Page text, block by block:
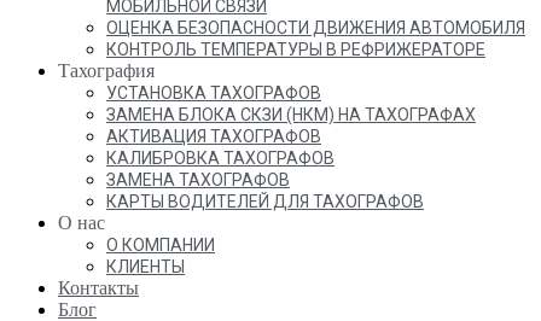
МОБИЛЬНОЙ СВЯЗИ
ОЦЕНКА БЕЗОПАСНОСТИ ДВИЖЕНИЯ АВТОМОБИЛЯ
КОНТРОЛЬ ТЕМПЕРАТУРЫ В РЕФРИЖЕРАТОРЕ
Тахография
УСТАНОВКА ТАХОГРАФОВ
ЗАМЕНА БЛОКА СКЗИ (НКМ) НА ТАХОГРАФАХ
АКТИВАЦИЯ ТАХОГРАФОВ
КАЛИБРОВКА ТАХОГРАФОВ
ЗАМЕНА ТАХОГРАФОВ
КАРТЫ ВОДИТЕЛЕЙ ДЛЯ ТАХОГРАФОВ
О нас
О КОМПАНИИ
КЛИЕНТЫ
Контакты
Блог